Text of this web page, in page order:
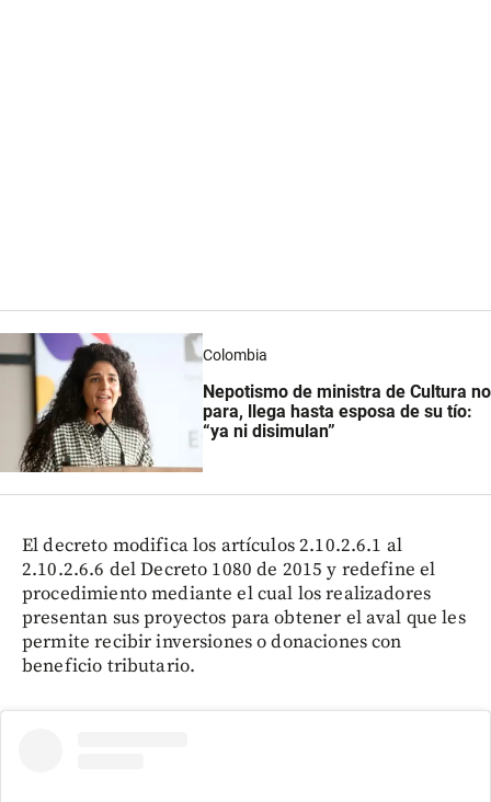
Colombia
Nepotismo de ministra de Cultura no
para, llega hasta esposa de su tío:
“ya ni disimulan”
El decreto modifica los artículos 2.10.2.6.1 al
2.10.2.6.6 del Decreto 1080 de 2015 y redefine el
procedimiento mediante el cual los realizadores
presentan sus proyectos para obtener el aval que les
permite recibir inversiones o donaciones con
beneficio tributario.